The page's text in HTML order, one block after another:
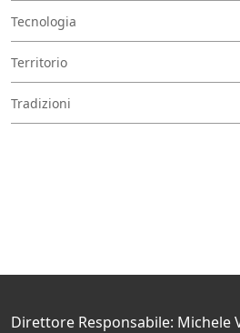
Tecnologia
Territorio
Tradizioni
Direttore Responsabile: Michele